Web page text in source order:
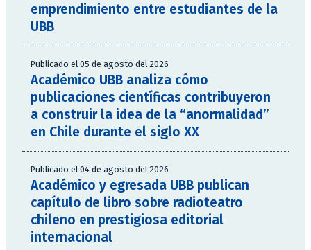
emprendimiento entre estudiantes de la
UBB
Publicado el 05 de agosto del 2026
Académico UBB analiza cómo
publicaciones científicas contribuyeron
a construir la idea de la “anormalidad”
en Chile durante el siglo XX
Publicado el 04 de agosto del 2026
Académico y egresada UBB publican
capítulo de libro sobre radioteatro
chileno en prestigiosa editorial
internacional